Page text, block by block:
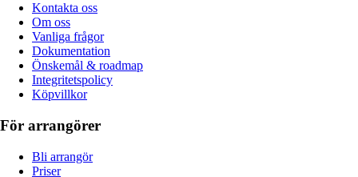
Kontakta oss
Om oss
Vanliga frågor
Dokumentation
Önskemål & roadmap
Integritetspolicy
Köpvillkor
För arrangörer
Bli arrangör
Priser